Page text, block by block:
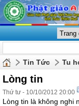
Tin Tức Tu
Lòng tin
Thứ tư - 10/10/2012 20:00
Lòng tin là không nghi